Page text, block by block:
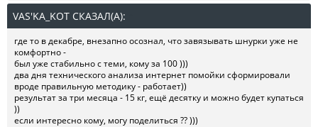
VAS'KA_KOT СКАЗАЛ(А):
где то в декабре, внезапно осознал, что завязывать шнурки уже не
комфортно -
был уже стабильно с теми, кому за 100 )))
два дня технического анализа интернет помойки сформировали
вроде правильную методику - работает))
результат за три месяца - 15 кг, ещё десятку и можно будет купаться
))
если интересно кому, могу поделиться ?? )))